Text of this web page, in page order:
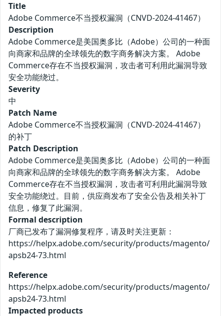
Title
Adobe Commerce不当授权漏洞（CNVD-2024-41467）
Description
Adobe Commerce是美国奥多比（Adobe）公司的一种面
向商家和品牌的全球领先的数字商务解决方案。 Adobe
Commerce存在不当授权漏洞，攻击者可利用此漏洞导致
安全功能绕过。
Severity
中
Patch Name
Adobe Commerce不当授权漏洞（CNVD-2024-41467）
的补丁
Patch Description
Adobe Commerce是美国奥多比（Adobe）公司的一种面
向商家和品牌的全球领先的数字商务解决方案。 Adobe
Commerce存在不当授权漏洞，攻击者可利用此漏洞导致
安全功能绕过。目前，供应商发布了安全公告及相关补丁
信息，修复了此漏洞。
Formal description
厂商已发布了漏洞修复程序，请及时关注更新：
https://helpx.adobe.com/security/products/magento/
apsb24-73.html
Reference
https://helpx.adobe.com/security/products/magento/
apsb24-73.html
Impacted products